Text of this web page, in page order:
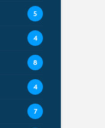
5
4
8
4
7